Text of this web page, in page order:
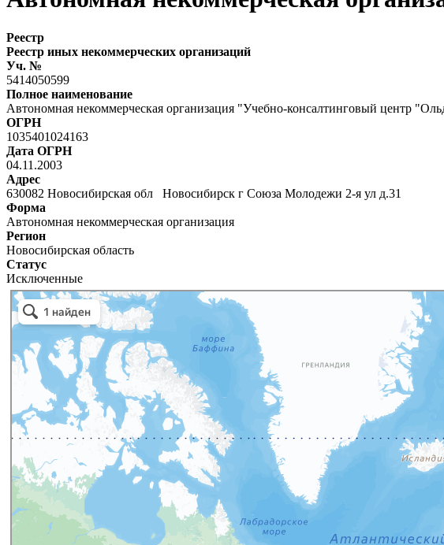
Реестр
Реестр иных некоммерческих организаций
Уч. №
5414050599
Полное наименование
Автономная некоммерческая организация "Учебно-консалтинговый центр
ОГРН
1035401024163
Дата ОГРН
04.11.2003
Адрес
630082 Новосибирская обл Новосибирск г Союза Молодежи 2-я ул д.31
Форма
Автономная некоммерческая организация
Регион
Новосибирская область
Статус
Исключенные